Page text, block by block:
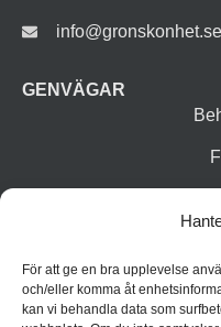
För att ge en bra upplevelse
och/eller komma åt
kan vi behandla data som
info@gronskonhet.se
GENVÄGAR